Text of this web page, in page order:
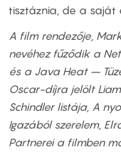
tisztáznia, de a saját
A film rendezője,
nevéhez fűződik a
és a Java Heat –
Oscar-díjra jelölt
Schindler listája, A
Igazából szerelem,
Partnerei a filmben